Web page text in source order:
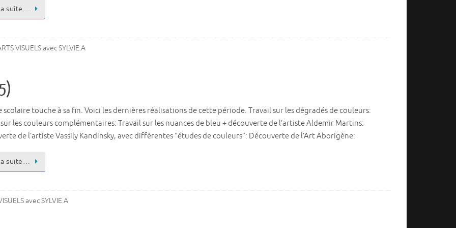
suite…
VISUELS avec SYLVIE.A
scolaire touche à sa fin. Voici les dernières réalisations de cette période. Travail sur les dégradés de couleurs:
les couleurs complémentaires: Travail sur les nuances de bleu + découverte de l’artiste Aldemir Martins:
de l’artiste Vassily Kandinsky, avec différentes “études de couleurs”: Découverte de l’Art Aborigène:
suite…
avec SYLVIE.A